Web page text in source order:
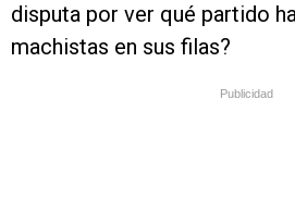
disputa por ver qué partido
machistas en sus filas?
Publicidad